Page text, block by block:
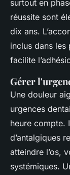
surtout en
réussite sont
dix ans.
inclus dans
facilite
Gérer
Une douleur
urgences
heure compte.
d’antalgiques
atteindre l’os,
systémiques.